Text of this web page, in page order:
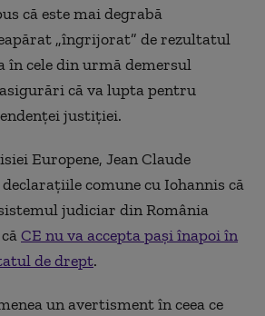
că este mai degrabă
„îngrijorat” de rezultatul
în cele din urmă demersul
că va lupta pentru
justiției.
Europene, Jean Claude
comune cu Iohannis că
judiciar din România
CE nu va accepta pași înapoi în
de drept.
un avertisment în ceea ce